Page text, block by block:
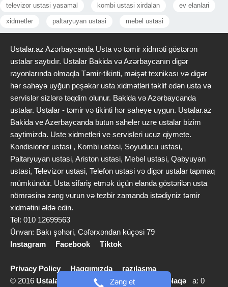
Zəng et
televizor ustasi yasamal kombi ustasi xirdalan ev elanlari
xidmetler paltaryuyan ustasi mebel ustasi
Ustalar.az Azərbaycanda Usta və təmir xidməti göstərən
ustalar saytıdır. Ustalar Bakida və Azərbaycanın digər
rayonlarında olmaqla Təmir-tikinti, məişət texnikası və digər
hər sahəyə uyğun peşəkar usta xidmətləri təklif edən usta və
servislər sizlərə təqdim olunur. Bakida və Azərbaycanda
ustalar. Ustalar - təmir və tikinti hər saheye uygun. Ustalar.az
Bakida ve Azerbaycanda butun saheler uzre ustalar bizim
saytimizda. Uste xidmetleri ve servisleri ucuz qiymete.
Kondisioner ustasi , Kombi ustasi, Soyuducu ustasi,
Paltaryuyan ustasi, Ariston ustasi, Mebel ustasi, Qabyuyan
ustasi, Televizor ustasi, Telefon ustasi və digər ustalar tapmaq
mümkündür. Usta sifariş etmək üçün elanda göstərilən usta
nömrəsinə zəng vurun və tezbir zamanda istədiyniz təmir
xidmətini əldə edin.
Tel: 010 12699563
Ünvan: Bakı şəhəri, Cəfərxəndan küçəsi 79
Instagram
Facebook Tiktok
Privacy Policy Haqqımızda
razılaşma
© 2016 Ustalar.az info [@] ustalar.az | Bizimlə əlaqə a: 0